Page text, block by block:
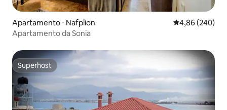
Apartamento ⋅ Nafplion 4,86 de uma
4,86 (240)
Apartamento da Sonia
Superhost
Superhost